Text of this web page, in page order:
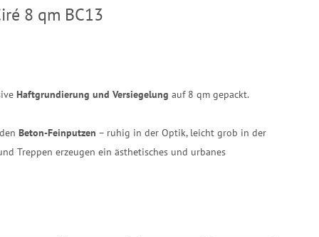
8 qm BC13
Haftgrundierung und Versiegelung auf 8 qm gepackt.
Beton-Feinputzen – ruhig in der Optik, leicht grob in der
Treppen erzeugen ein ästhetisches und urbanes